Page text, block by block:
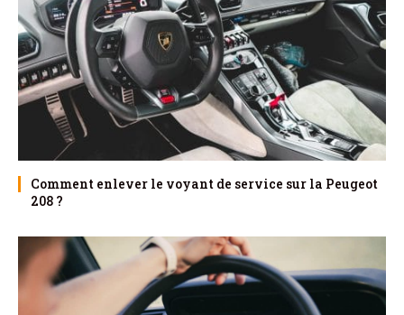
Comment enlever le voyant de service sur la Peugeot
208 ?